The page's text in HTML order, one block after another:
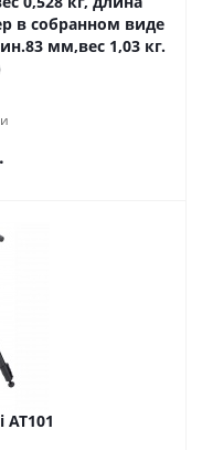
в собранном виде
мм,вес 1,03 кг.